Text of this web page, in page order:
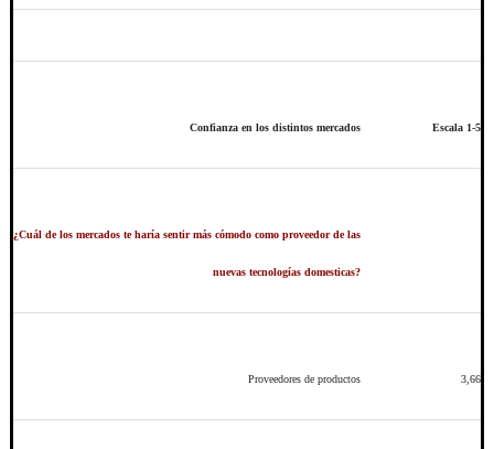
Confianza en los distintos mercados Escala 1-5
¿Cuál de los mercados te haría sentir más cómodo como proveedor de las
nuevas tecnologías domesticas?
Proveedores de productos 3,66